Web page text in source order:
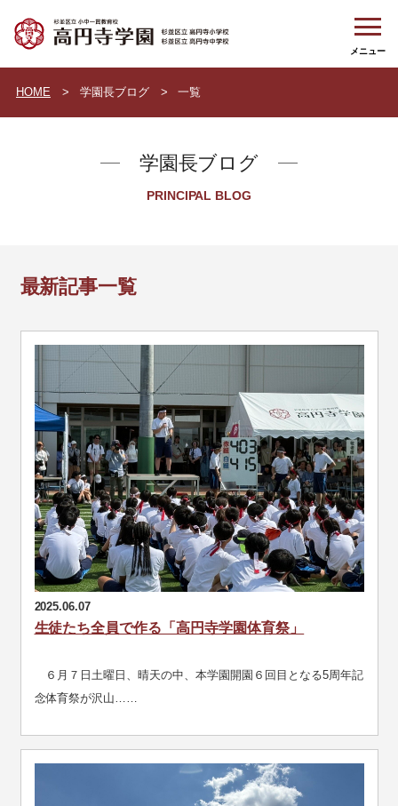
HOME 学園長ブログ 一覧
学園長ブログ
PRINCIPAL BLOG
最新記事一覧
2025.06.07
生徒たち全員で作る「高円寺学園体育祭」
６月７日土曜日、晴天の中、本学園開園６回目となる5周年記
念体育祭が沢山……